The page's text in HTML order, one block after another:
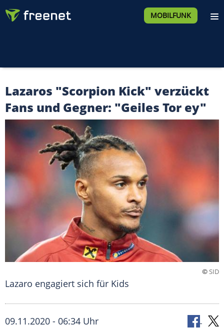
MOBILFUNK
Lazaros "Scorpion Kick" verzückt
Fans und Gegner: "Geiles Tor ey"
©SID
Lazaro engagiert sich für Kids
09.11.2020 - 06:34 Uhr